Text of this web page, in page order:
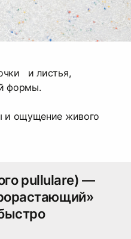
и листья,
формы.
и ощущение живого
pullulare) —